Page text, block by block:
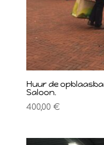
Huur de
Saloon.
400,00 €